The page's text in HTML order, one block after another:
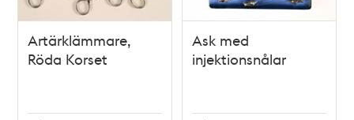
Artärklämmare,
Röda Korset
Ask med
injektionsnålar